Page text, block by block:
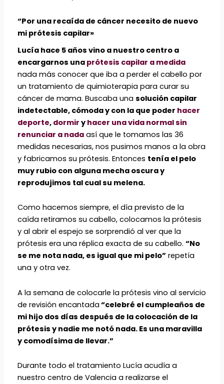
“Por una recaída de cáncer necesito de nuevo
mi prótesis capilar»
Lucía hace 5 años vino a nuestro centro a
encargarnos una prótesis capilar a medida
nada más conocer que iba a perder el cabello por
un tratamiento de quimioterapia para curar su
cáncer de mama. Buscaba unasolución capilar
indetectable, cómoda y con la que poder hacer
deporte, dormir y hacer una vida normal sin
renunciar a nada así que le tomamos las 36
medidas necesarias, nos pusimos manos a la obra
y fabricamos su prótesis. Entonces tenía el pelo
muy rubio con alguna mecha oscura y
reprodujimos tal cual su melena.
Como hacemos siempre, el día previsto de la
caída retiramos su cabello, colocamos la prótesis
y al abrir el espejo se sorprendió al ver que la
prótesis era una réplica exacta de su cabello.“No
se me nota nada, es igual que mi pelo” repetía
una y otra vez.
A la semana de colocarle la prótesis vino al servicio
de revisión encantada “celebré el cumpleaños de
mi hijo dos días después de la colocación de la
prótesis y nadie me notó nada. Es una maravilla
y comodísima de llevar.”
Durante todo el tratamiento Lucía acudía a
nuestro centro de Valencia a realizarse el